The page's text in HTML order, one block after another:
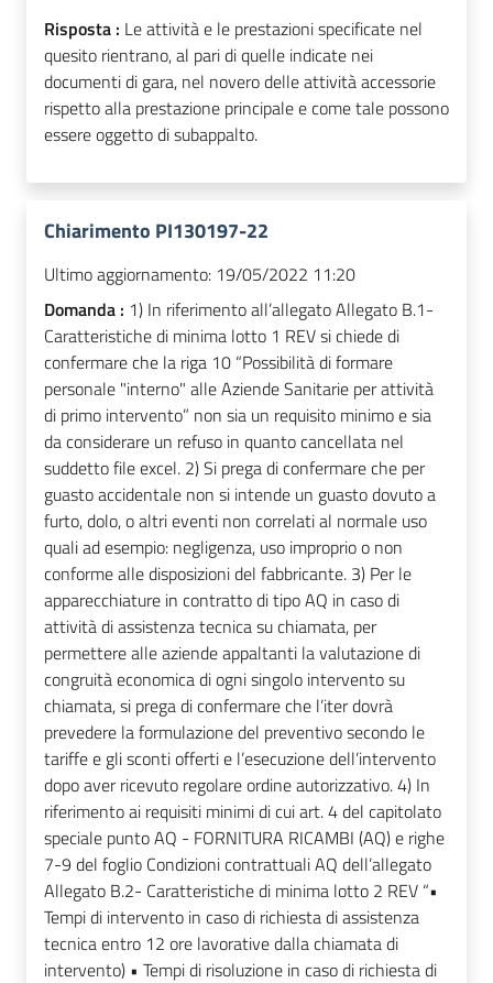
Risposta : Le attività e le prestazioni specificate nel
quesito rientrano, al pari di quelle indicate nei
documenti di gara, nel novero delle attività accessorie
rispetto alla prestazione principale e come tale possono
essere oggetto di subappalto.
Chiarimento PI130197-22
Ultimo aggiornamento: 19/05/2022 11:20
Domanda : 1) In riferimento all’allegato Allegato B.1-
Caratteristiche di minima lotto 1 REV si chiede di
confermare che la riga 10 “Possibilità di formare
personale "interno" alle Aziende Sanitarie per attività
di primo intervento” non sia un requisito minimo e sia
da considerare un refuso in quanto cancellata nel
suddetto file excel. 2) Si prega di confermare che per
guasto accidentale non si intende un guasto dovuto a
furto, dolo, o altri eventi non correlati al normale uso
quali ad esempio: negligenza, uso improprio o non
conforme alle disposizioni del fabbricante. 3) Per le
apparecchiature in contratto di tipo AQ in caso di
attività di assistenza tecnica su chiamata, per
permettere alle aziende appaltanti la valutazione di
congruità economica di ogni singolo intervento su
chiamata, si prega di confermare che l’iter dovrà
prevedere la formulazione del preventivo secondo le
tariffe e gli sconti offerti e l’esecuzione dell’intervento
dopo aver ricevuto regolare ordine autorizzativo. 4) In
riferimento ai requisiti minimi di cui art. 4 del capitolato
speciale punto AQ - FORNITURA RICAMBI (AQ) e righe
7-9 del foglio Condizioni contrattuali AQ dell’allegato
Allegato B.2- Caratteristiche di minima lotto 2 REV “•
Tempi di intervento in caso di richiesta di assistenza
tecnica entro 12 ore lavorative dalla chiamata di
intervento) • Tempi di risoluzione in caso di richiesta di